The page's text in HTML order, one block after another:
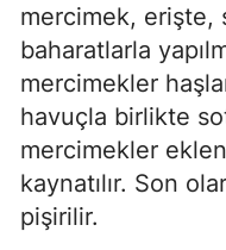
mercimek, erişte,
baharatlarla
mercimekler
havuçla birlikte
mercimekler
kaynatılır. Son
pişirilir.